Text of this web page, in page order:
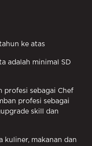
ke atas
adalah minimal SD
profesi sebagai Chef
profesi sebagai
skill dan
kuliner, makanan dan